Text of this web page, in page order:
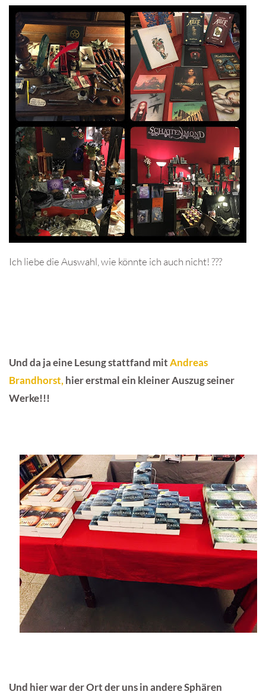
Ich liebe die Auswahl, wie könnte ich auch nicht! ???
Und da ja eine Lesung stattfand mitAndreas
Brandhorst,hier erstmal ein kleiner Auszug seiner
Werke!!!
Und hier war der Ort der uns in andere Sphären